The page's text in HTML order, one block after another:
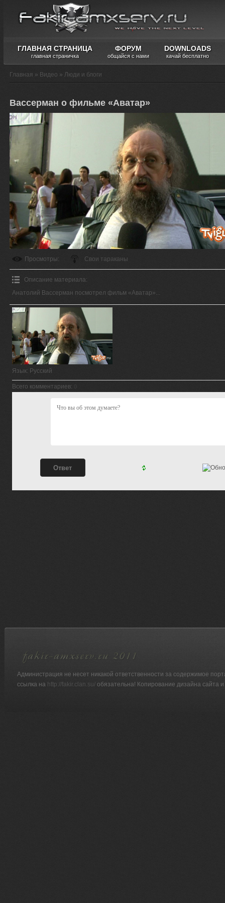
ГЛАВНАЯ СТРАНИЦА
главная страничка
ФОРУМ
общайся с нами
DOWNLOADS
качай бесплатно
Главная » Видео » Люди и блоги
Вассерман о фильме «Аватар»
Просмотры: Свои тараканы
Описание материала:
Анатолий Вассерман посмотрел фильм «Аватар»...
Язык: Русский
Всего комментариев:
Администрация не несет никакой ответственности за содержимое
ссылка на http://fakir.clan.su/ обязательна! Копирование дизайна сайта